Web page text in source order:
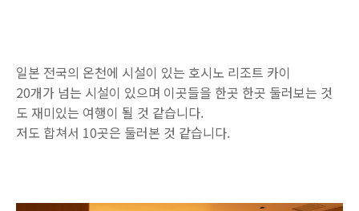
일본 전국의 온천에 시설이 있는 호시노 리조트 카이
20개가 넘는 시설이 있으며 이곳들을 한곳 한곳 둘러보는 것
도 재미있는 여행이 될 것 같습니다.
저도 합쳐서 10곳은 둘러본 것 같습니다.